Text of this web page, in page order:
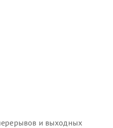
и выходных